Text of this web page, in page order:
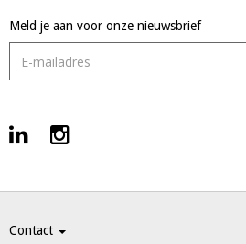
Meld je aan voor onze nieuwsbrief
Contact